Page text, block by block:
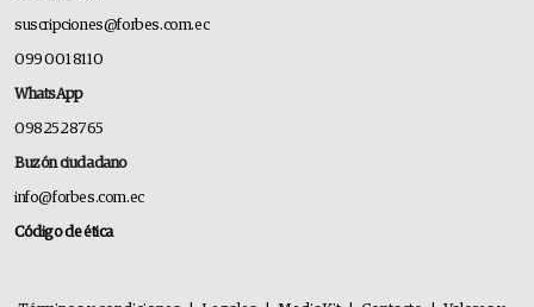
suscripciones@forbes.com.ec
099 001 8110
WhatsApp
0982528765
Buzón ciudadano
info@forbes.com.ec
Código de ética